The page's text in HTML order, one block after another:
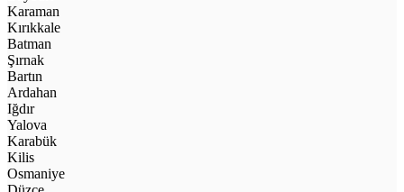
Karaman
Kırıkkale
Batman
Şırnak
Bartın
Ardahan
Iğdır
Yalova
Karabük
Kilis
Osmaniye